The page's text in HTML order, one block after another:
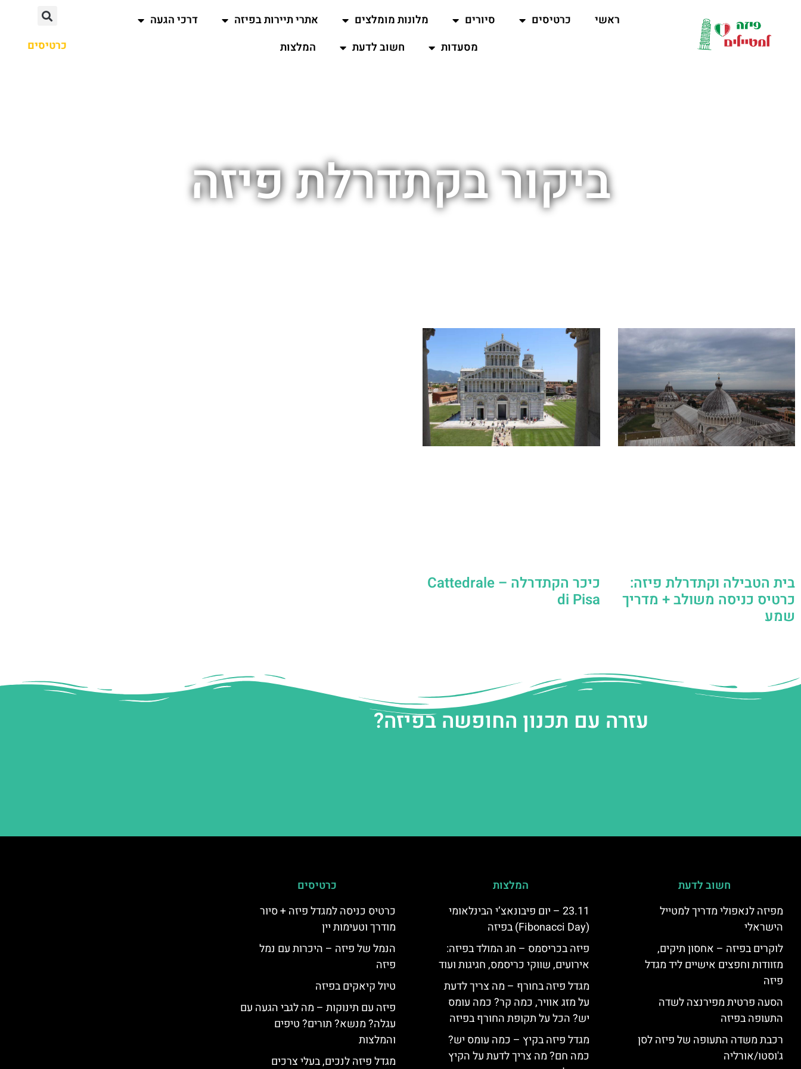
ראשי כרטיסים סיורים מלונות מומלצים אתרי תיירות בפיזה
דרכי הגעה
מסעדות
חשוב לדעת המלצות כרטיסים
ביקור בקתדרלת פיזה
בית הטבילה וקתדרלת פיזה:
כרטיס כניסה משולב + מדריך
שמע
כיכר הקתדרלה – Cattedrale
di Pisa
עזרה עם תכנון החופשה בפיזה?
חשוב לדעת
מפיזה לנאפולי מדריך למטייל
הישראלי
לוקרים בפיזה – אחסון תיקים,
מזוודות וחפצים אישיים ליד מגדל
פיזה
הסעה פרטית מפירנצה לשדה
התעופה בפיזה
רכבת משדה התעופה של פיזה לסן
ג'וסטו/אורליה
המלצות
23.11 – יום פיבונאצ’י הבינלאומי
(Fibonacci Day) בפיזה
פיזה בכריסמס – חג המולד בפיזה:
אירועים, שווקי כריסמס, חגיגות ועוד
מגדל פיזה בחורף – מה צריך לדעת
על מזג אוויר, כמה קר? כמה עומס
יש? הכל על תקופת החורף בפיזה
מגדל פיזה בקיץ – כמה עומס יש?
כמה חם? מה צריך לדעת על הקיץ
כרטיסים
כרטיס כניסה למגדל פיזה + סיור
מודרך וטעימות יין
הנמל של פיזה – היכרות עם נמל
פיזה
טיול קיאקים בפיזה
פיזה עם תינוקות – מה לגבי הגעה עם
עגלה? מנשא? תורים? טיפים
והמלצות
מגדל פיזה לנכים, בעלי צרכים